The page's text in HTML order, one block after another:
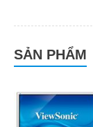
SẢN PHẨM